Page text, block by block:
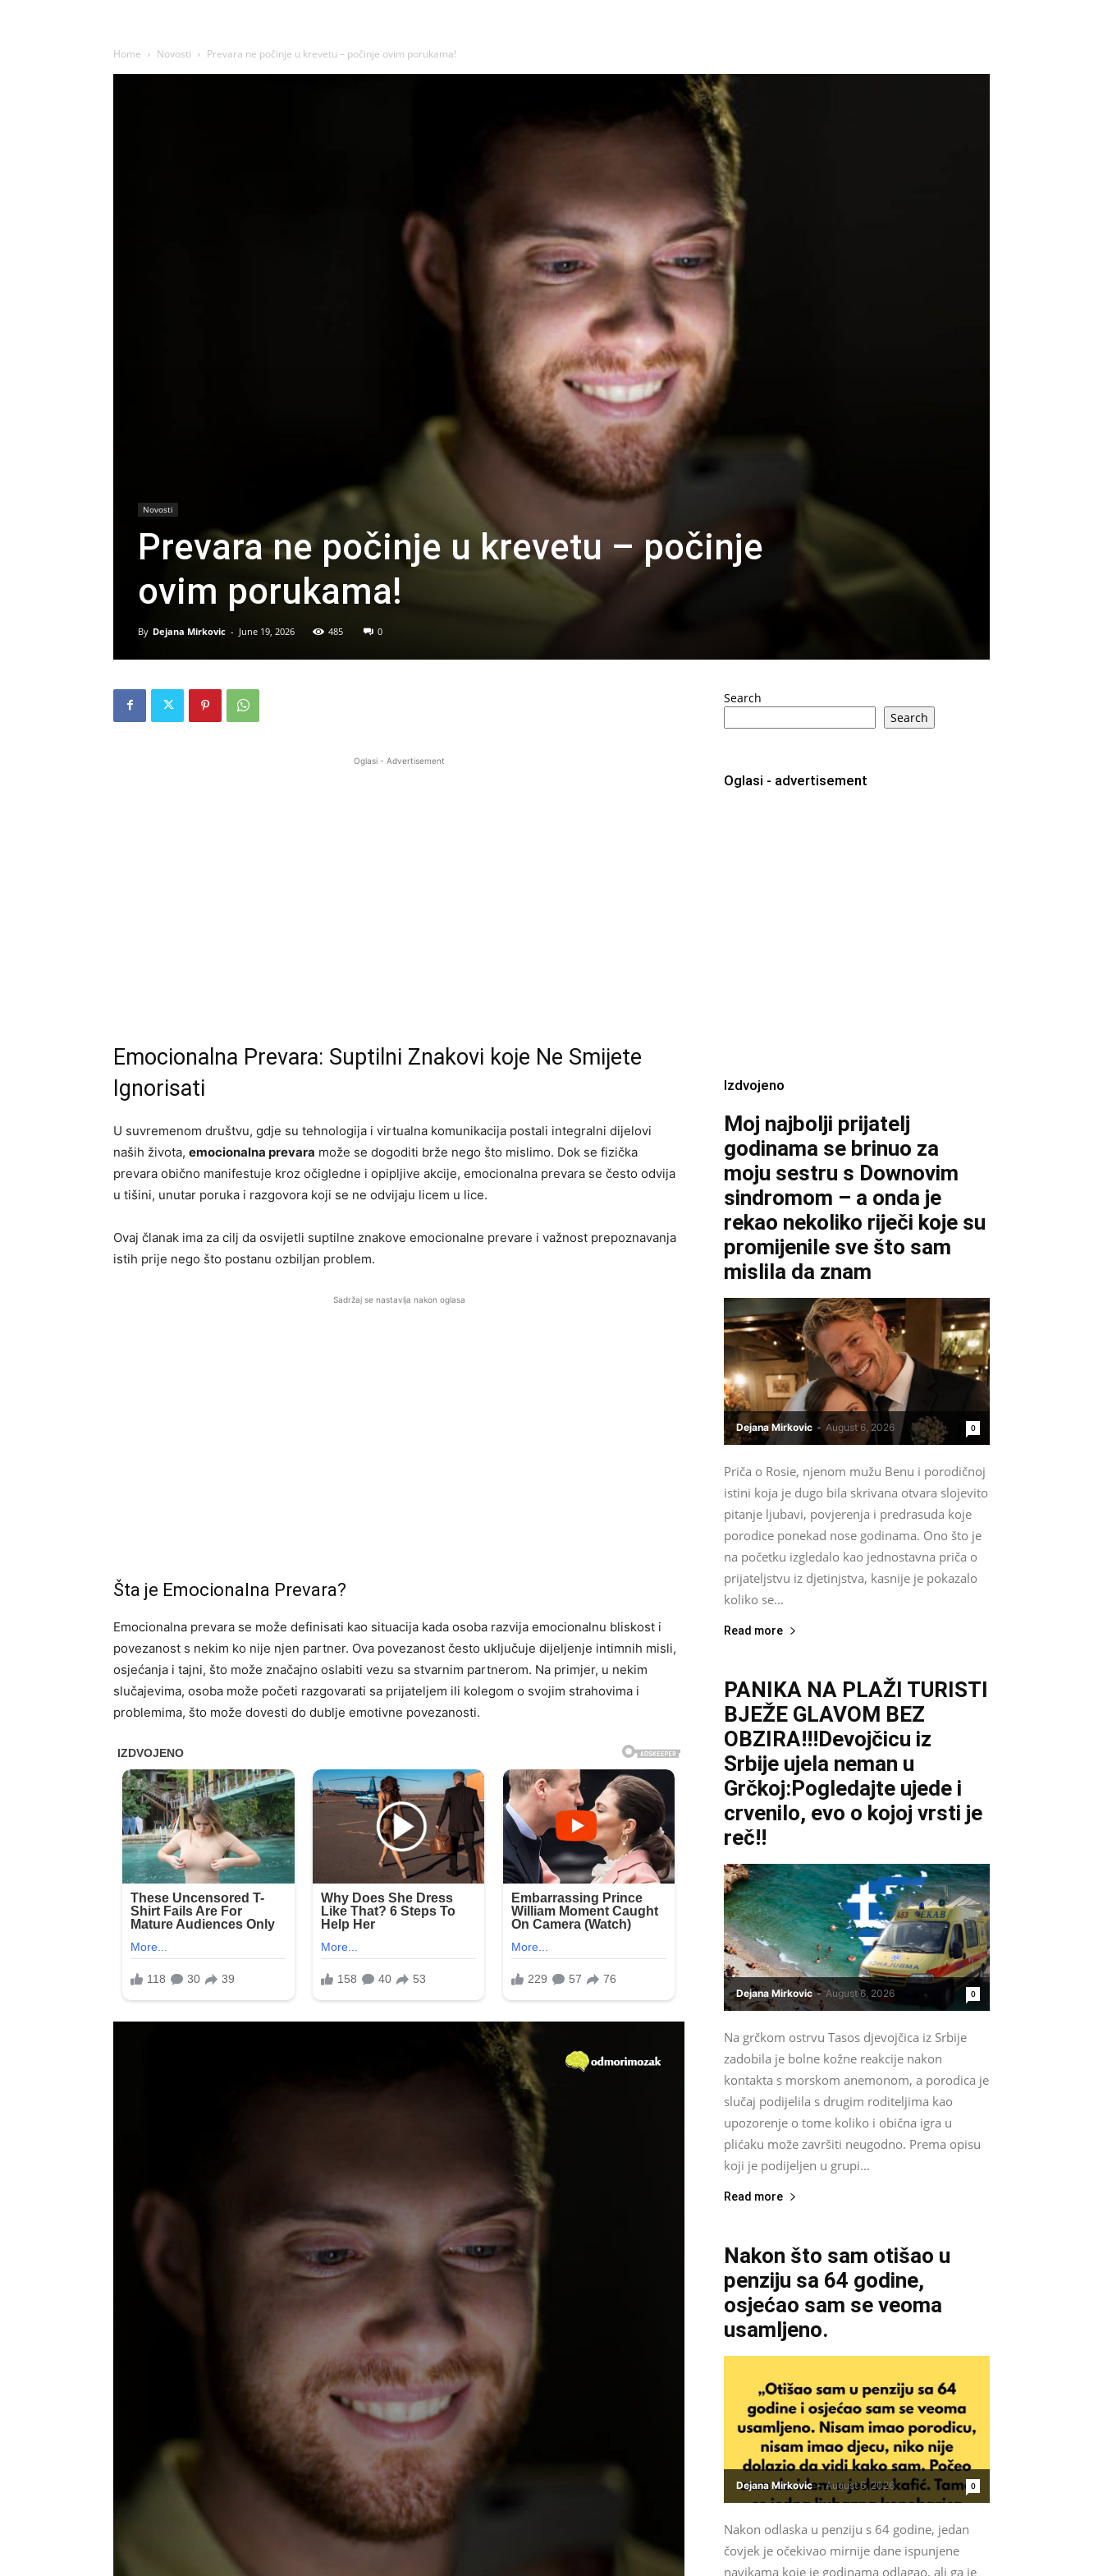
Home Novosti Prevara ne počinje u krevetu – počinje ovim porukama!
Novosti
Prevara ne počinje u krevetu – počinje
ovim porukama!
By Dejana Mirkovic - June 19, 2026 485 0
Oglasi - Advertisement
Emocionalna Prevara: Suptilni Znakovi koje Ne Smijete
Ignorisati
U suvremenom društvu, gdje su tehnologija i virtualna komunikacija postali integralni dijelovi
naših života, emocionalna prevara može se dogoditi brže nego što mislimo. Dok se fizička
prevara obično manifestuje kroz očigledne i opipljive akcije, emocionalna prevara se često odvija
u tišini, unutar poruka i razgovora koji se ne odvijaju licem u lice.
Ovaj članak ima za cilj da osvijetli suptilne znakove emocionalne prevare i važnost prepoznavanja
istih prije nego što postanu ozbiljan problem.
Sadržaj se nastavlja nakon oglasa
Šta je Emocionalna Prevara?
Emocionalna prevara se može definisati kao situacija kada osoba razvija emocionalnu bliskost i
povezanost s nekim ko nije njen partner. Ova povezanost često uključuje dijeljenje intimnih misli,
osjećanja i tajni, što može značajno oslabiti vezu sa stvarnim partnerom. Na primjer, u nekim
slučajevima, osoba može početi razgovarati sa prijateljem ili kolegom o svojim strahovima i
problemima, što može dovesti do dublje emotivne povezanosti.
Search
Search
Oglasi - advertisement
Izdvojeno
Moj najbolji prijatelj
godinama se brinuo za
moju sestru s Downovim
sindromom – a onda je
rekao nekoliko riječi koje su
promijenile sve što sam
mislila da znam
Dejana Mirkovic - August 6, 2026 0
Priča o Rosie, njenom mužu Benu i porodičnoj
istini koja je dugo bila skrivana otvara slojevito
pitanje ljubavi, povjerenja i predrasuda koje
porodice ponekad nose godinama. Ono što je
na početku izgledalo kao jednostavna priča o
prijateljstvu iz djetinjstva, kasnije je pokazalo
koliko se...
Read more
PANIKA NA PLAŽI TURISTI
BJEŽE GLAVOM BEZ
OBZIRA!!!Devojčicu iz
Srbije ujela neman u
Grčkoj:Pogledajte ujede i
crvenilo, evo o kojoj vrsti je
reč!!
Dejana Mirkovic - August 6, 2026 0
Na grčkom ostrvu Tasos djevojčica iz Srbije
zadobila je bolne kožne reakcije nakon
kontakta s morskom anemonom, a porodica je
slučaj podijelila s drugim roditeljima kao
upozorenje o tome koliko i obična igra u
plićaku može završiti neugodno. Prema opisu
koji je podijeljen u grupi...
Read more
Nakon što sam otišao u
penziju sa 64 godine,
osjećao sam se veoma
usamljeno.
Dejana Mirkovic - August 6, 2026 0
Nakon odlaska u penziju s 64 godine, jedan
čovjek je očekivao mirnije dane ispunjene
navikama koje je godinama odlagao, ali ga je